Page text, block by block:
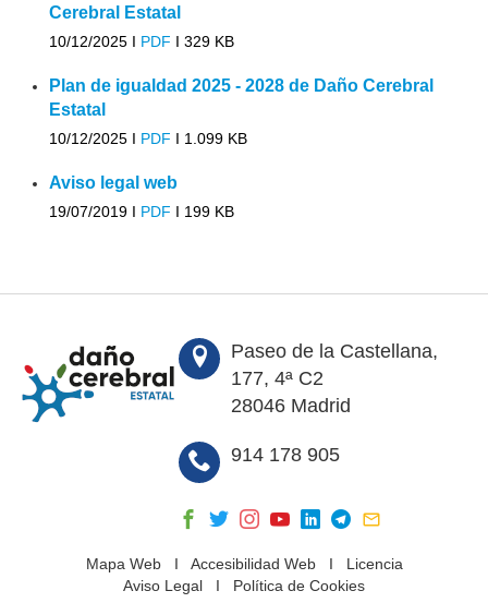
Cerebral Estatal
10/12/2025 I PDF I 329 KB
Plan de igualdad 2025 - 2028 de Daño Cerebral
Estatal
10/12/2025 I PDF I 1.099 KB
Aviso legal web
19/07/2019 I PDF I 199 KB
Paseo de la Castellana,
177, 4ª C2
28046 Madrid
914 178 905
Mapa WebI Accesibilidad WebI Licencia
Aviso Legal I Política de Cookies